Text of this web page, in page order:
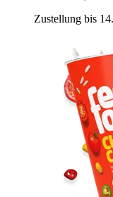
Zustellung bis